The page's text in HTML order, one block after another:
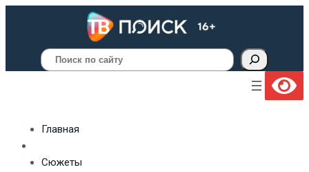
Поиск
Главная
Сюжеты